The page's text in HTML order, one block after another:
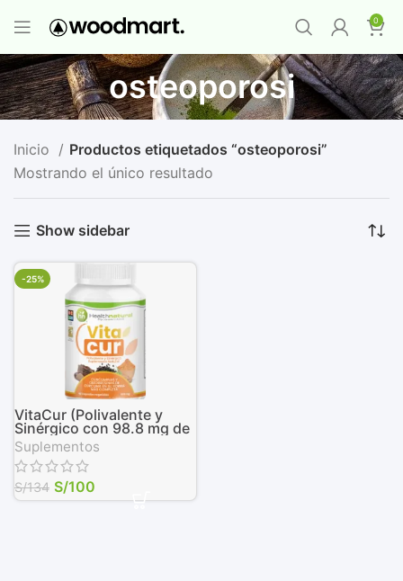
0
osteoporosi
Inicio
Productos etiquetados “osteoporosi”
Mostrando el único resultado
Show sidebar
-25%
VitaCur (Polivalente y
Sinérgico con 98.8 mg de
Curcumina por cápsula),
90 Cáps. Vegetales de
500 mg
Suplementos
S/134 S/100
Premium-Compra 12 unidades y llévate 1
GRATIS ¡LO QUIERO YA